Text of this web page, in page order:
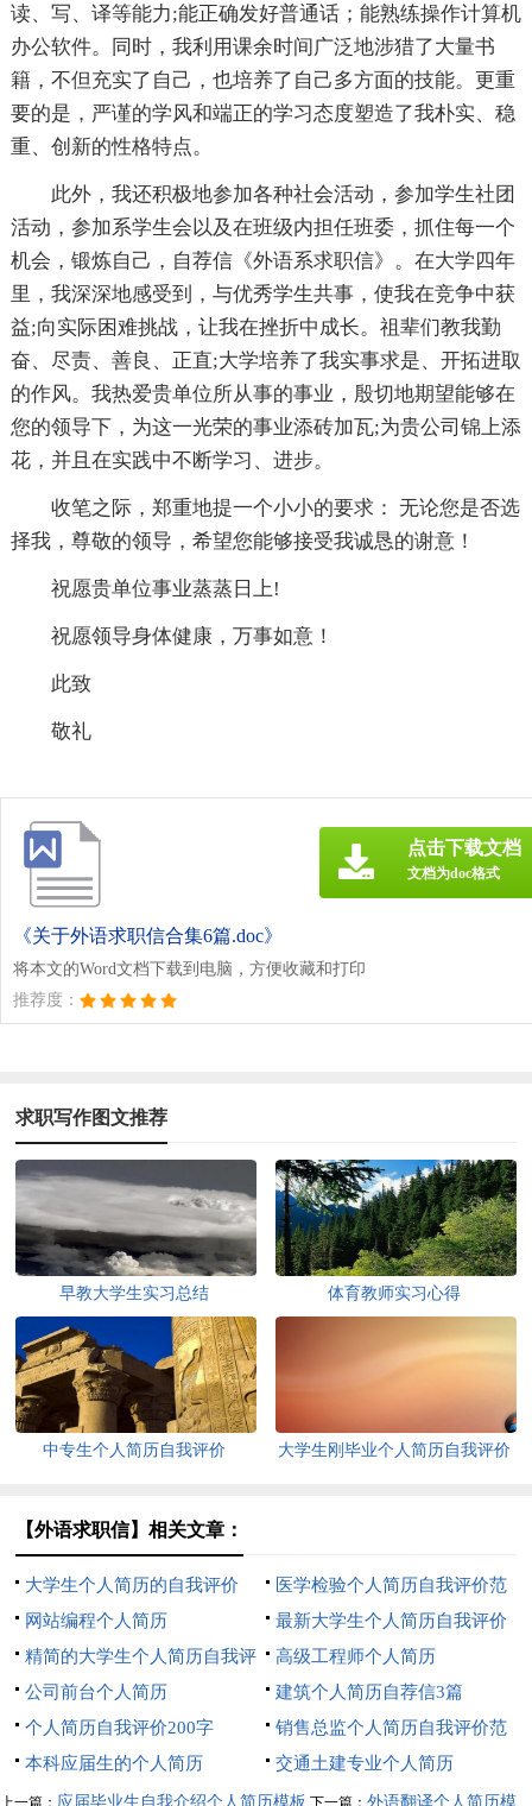
读、写、译等能力;能正确发好普通话；能熟练操作计算机
办公软件。同时，我利用课余时间广泛地涉猎了大量书
籍，不但充实了自己，也培养了自己多方面的技能。更重
要的是，严谨的学风和端正的学习态度塑造了我朴实、稳
重、创新的性格特点。
此外，我还积极地参加各种社会活动，参加学生社团
活动，参加系学生会以及在班级内担任班委，抓住每一个
机会，锻炼自己，自荐信《外语系求职信》。在大学四年
里，我深深地感受到，与优秀学生共事，使我在竞争中获
益;向实际困难挑战，让我在挫折中成长。祖辈们教我勤
奋、尽责、善良、正直;大学培养了我实事求是、开拓进取
的作风。我热爱贵单位所从事的事业，殷切地期望能够在
您的领导下，为这一光荣的事业添砖加瓦;为贵公司锦上添
花，并且在实践中不断学习、进步。
收笔之际，郑重地提一个小小的要求： 无论您是否选
择我，尊敬的领导，希望您能够接受我诚恳的谢意！
祝愿贵单位事业蒸蒸日上!
祝愿领导身体健康，万事如意！
此致
敬礼
《关于外语求职信合集6篇.doc》
将本文的Word文档下载到电脑，方便收藏和打印
推荐度：
点击下载文档
文档为doc格式
求职写作图文推荐
早教大学生实习总结 体育教师实习心得
中专生个人简历自我评价 大学生刚毕业个人简历自我评价
【外语求职信】相关文章：
大学生个人简历的自我评价
医学检验个人简历自我评价范
文
网站编程个人简历
最新大学生个人简历自我评价
精简的大学生个人简历自我评
价
高级工程师个人简历
公司前台个人简历
建筑个人简历自荐信3篇
个人简历自我评价200字
销售总监个人简历自我评价范
文（精选5篇）
本科应届生的个人简历 交通土建专业个人简历
上一篇： 应届毕业生自我介绍个人简历模板 下一篇： 外语翻译个人简历模